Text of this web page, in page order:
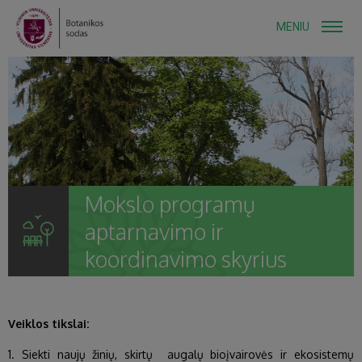
MENIU
Mokslo programų
aptarnavimo ir
koordinavimo skyrius
Veiklos tikslai:
1. Siekti naujų žinių, skirtų augalų bioįvairovės ir ekosistemų